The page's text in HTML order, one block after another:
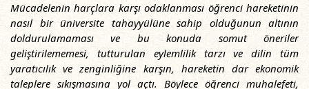
Mücadelenin harçlara karşı odaklanması öğrenci hareketinin
nasıl bir üniversite tahayyülüne sahip olduğunun altının
doldurulamaması ve bu konuda somut öneriler
geliştirilememesi, tutturulan eylemlilik tarzı ve dilin tüm
yaratıcılık ve zenginliğine karşın, hareketin dar ekonomik
taleplere sıkışmasına yol açtı. Böylece öğrenci muhalefeti,